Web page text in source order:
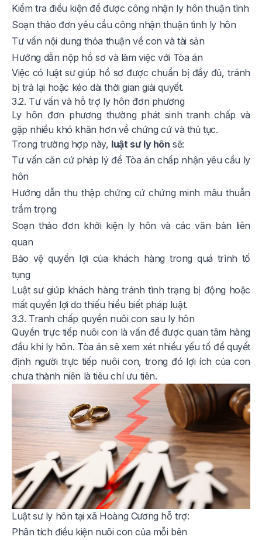
Kiểm tra điều kiện để được công nhận ly hôn thuận tình
Soạn thảo đơn yêu cầu công nhận thuận tình ly hôn
Tư vấn nội dung thỏa thuận về con và tài sản
Hướng dẫn nộp hồ sơ và làm việc với Tòa án
Việc có luật sư giúp hồ sơ được chuẩn bị đầy đủ, tránh
bị trả lại hoặc kéo dài thời gian giải quyết.
3.2. Tư vấn và hỗ trợ ly hôn đơn phương
Ly hôn đơn phương thường phát sinh tranh chấp và
gặp nhiều khó khăn hơn về chứng cứ và thủ tục.
Trong trường hợp này, luật sư ly hôn sẽ:
Tư vấn căn cứ pháp lý để Tòa án chấp nhận yêu cầu ly
hôn
Hướng dẫn thu thập chứng cứ chứng minh mâu thuẫn
trầm trọng
Soạn thảo đơn khởi kiện ly hôn và các văn bản liên
quan
Bảo vệ quyền lợi của khách hàng trong quá trình tố
tụng
Luật sư giúp khách hàng tránh tình trạng bị động hoặc
mất quyền lợi do thiếu hiểu biết pháp luật.
3.3. Tranh chấp quyền nuôi con sau ly hôn
Quyền trực tiếp nuôi con là vấn đề được quan tâm hàng
đầu khi ly hôn. Tòa án sẽ xem xét nhiều yếu tố để quyết
định người trực tiếp nuôi con, trong đó lợi ích của con
chưa thành niên là tiêu chí ưu tiên.
Luật sư ly hôn tại xã Hoàng Cương hỗ trợ:
Phân tích điều kiện nuôi con của mỗi bên